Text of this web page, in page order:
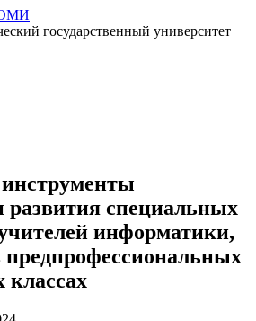
государственный университет
развития специальных
информатики,